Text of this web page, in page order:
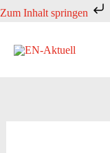
Zum Inhalt springen
Zum
springen